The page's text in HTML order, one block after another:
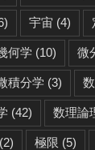
宇宙 (4)
何学 (10) 微
積分学 (3) 数
(42) 数理論
(2) 極限 (5)